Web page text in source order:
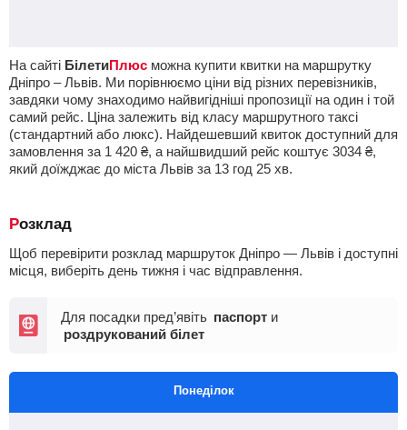
На сайті БілетиПлюс можна купити квитки на маршрутку
Дніпро – Львів. Ми порівнюємо ціни від різних перевізників,
завдяки чому знаходимо найвигідніші пропозиції на один і той
самий рейс. Ціна залежить від класу маршрутного таксі
(стандартний або люкс). Найдешевший квиток доступний для
замовлення за 1 420 ₴, а найшвидший рейс коштує 3034 ₴,
який доїжджає до міста Львів за 13 год 25 хв.
Розклад
Щоб перевірити розклад маршруток Дніпро — Львів і доступні
місця, виберіть день тижня і час відправлення.
Для посадки пред’явіть паспорт и
роздрукований білет
Понеділок